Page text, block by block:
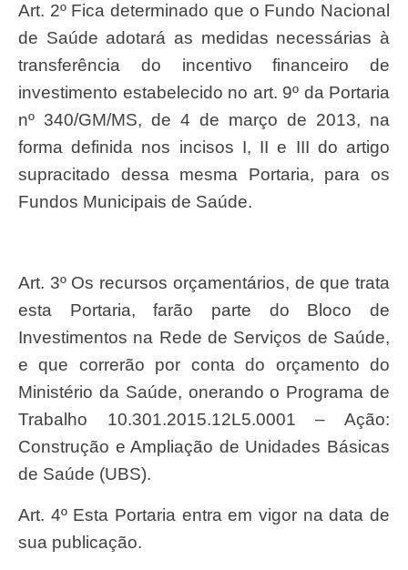
Art. 2º Fica determinado que o Fundo Nacional
de Saúde adotará as medidas necessárias à
transferência do incentivo financeiro de
investimento estabelecido no art. 9º da Portaria
nº 340/GM/MS, de 4 de março de 2013, na
forma definida nos incisos I, II e III do artigo
supracitado dessa mesma Portaria, para os
Fundos Municipais de Saúde.
Art. 3º Os recursos orçamentários, de que trata
esta Portaria, farão parte do Bloco de
Investimentos na Rede de Serviços de Saúde,
e que correrão por conta do orçamento do
Ministério da Saúde, onerando o Programa de
Trabalho 10.301.2015.12L5.0001 – Ação:
Construção e Ampliação de Unidades Básicas
de Saúde (UBS).
Art. 4º Esta Portaria entra em vigor na data de
sua publicação.